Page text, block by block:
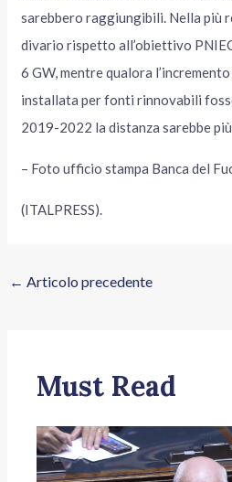
sarebbero raggiungibili. Nella più
divario rispetto all’obiettivo
6 GW, mentre qualora
installata per fonti rinnovabili
2019-2022 la distanza sarebbe
– Foto ufficio stampa Banca del
(ITALPRESS).
← Articolo precedente
Must Read